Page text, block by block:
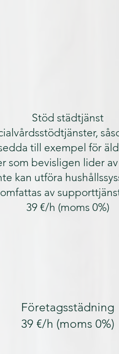
Stöd städtjänst
till exempel för
som bevisligen lider
kan utföra
omfattas av
39 €/h (moms 0%)
Företagsstädning
39 €/h (moms 0%)